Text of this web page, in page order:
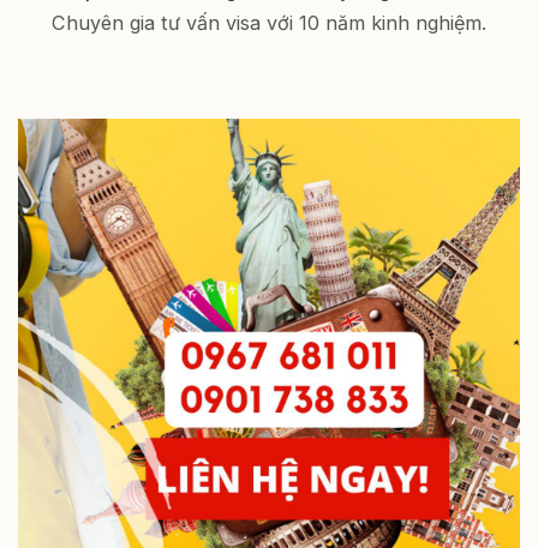
Chuyên gia tư vấn visa với 10 năm kinh nghiệm.